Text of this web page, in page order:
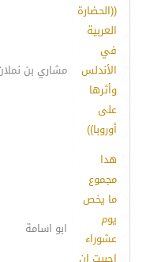
((الحضارة
العربية
في
الأندلس
وأثرها
على
أوروبا))
مشاري بن
هدا
مجموع
ما يخص
يوم
عشوراء
ابو اسامة